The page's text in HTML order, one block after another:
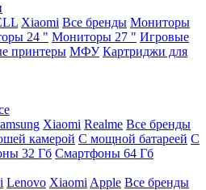
Xiaomi Все бренды Мониторы
24 " Мониторы 27 " Игровые
принтеры МФУ Картриджи для
Xiaomi Realme Все бренды
камерой С мощной батареей С
32 Гб Смартфоны 64 Гб
Lenovo Xiaomi Apple Все бренды